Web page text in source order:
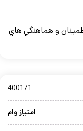
و هماهنگي هاي
400171
امتیاز وام